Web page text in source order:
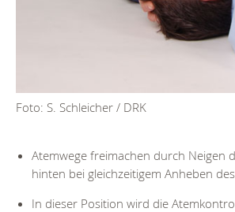
Foto: S. Schleicher / DRK
Atemwege freimachen durch Neigen
hinten bei gleichzeitigem Anheben
In dieser Position wird die